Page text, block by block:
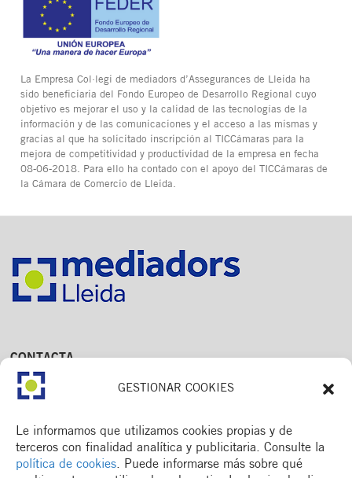
GESTIONAR COOKIES
Le informamos que utilizamos cookies propias y de
terceros con finalidad analítica y publicitaria. Consulte la
política de cookies. Puede informarse más sobre qué
La Empresa Col·legi de mediadors d’Assegurances de Lleida ha
sido beneficiaria del Fondo Europeo de Desarrollo Regional cuyo
objetivo es mejorar el uso y la calidad de las tecnologías de la
información y de las comunicaciones y el acceso a las mismas y
gracias al que ha solicitado inscripción al TICCámaras para la
mejora de competitividad y productividad de la empresa en fecha
08-06-2018. Para ello ha contado con el apoyo del TICCámaras de
la Cámara de Comercio de Lleida.
CONTACTA
Av. Dr. Fleming, 15,
2n. 1a
T. 973 245 133
M. 672 018 236